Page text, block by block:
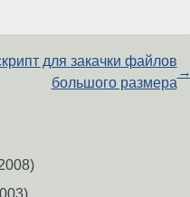
для закачки файлов
большого размера
→